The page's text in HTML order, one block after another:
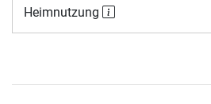
Heimnutzung